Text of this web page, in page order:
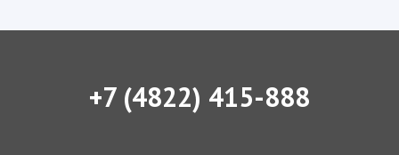
+7 (4822) 415-888